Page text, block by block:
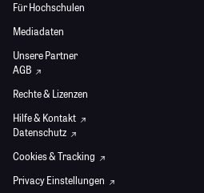
Für Hochschulen
Mediadaten
Unsere Partner
AGB
Rechte & Lizenzen
Hilfe & Kontakt
Datenschutz
Cookies & Tracking
Privacy Einstellungen